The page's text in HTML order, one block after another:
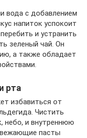
вода с добавлением
напиток успокоит
и устранить
зеленый чай. Он
а также обладает
рта
избавиться от
Чистить
небо, и внутреннюю
пасты